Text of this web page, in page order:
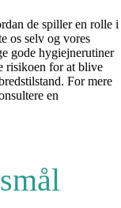
de spiller en rolle i
os selv og vores
gode hygiejnerutiner
risikoen for at blive
For mere
en